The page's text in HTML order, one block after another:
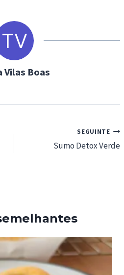
Vilas Boas
SEGUINTE
Sumo Detox Verde